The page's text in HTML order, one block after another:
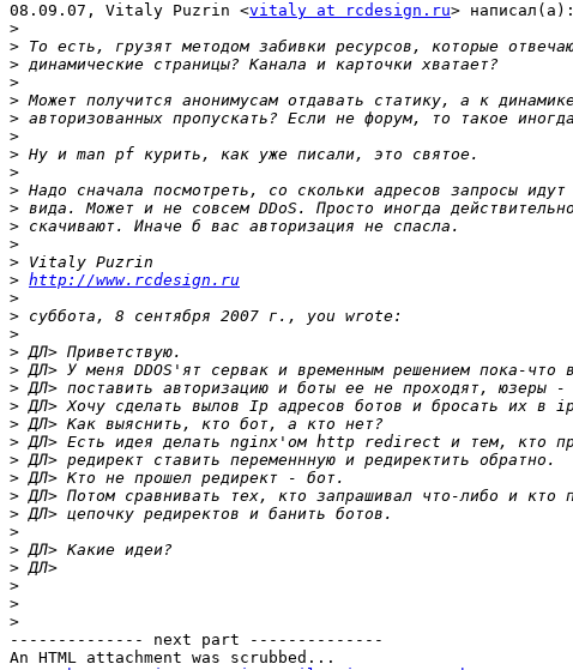
08.09.07, Vitaly Puzrin <vitaly at rcdesign.ru> написал(а):
>
>
>
>
>
>
>
>
>
>
>
>
>
>
> http://www.rcdesign.ru
>
>
>
>
>
>
>
>
>
>
>
>
>
>
>
>
>
>
>
-------------- next part --------------
An HTML attachment was scrubbed...